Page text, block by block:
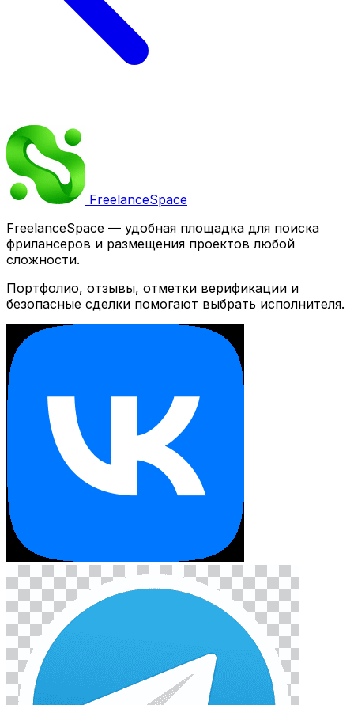
FreelanceSpace
FreelanceSpace — удобная площадка для поиска
фрилансеров и размещения проектов любой
сложности.
Портфолио, отзывы, отметки верификации и
безопасные сделки помогают выбрать исполнителя.